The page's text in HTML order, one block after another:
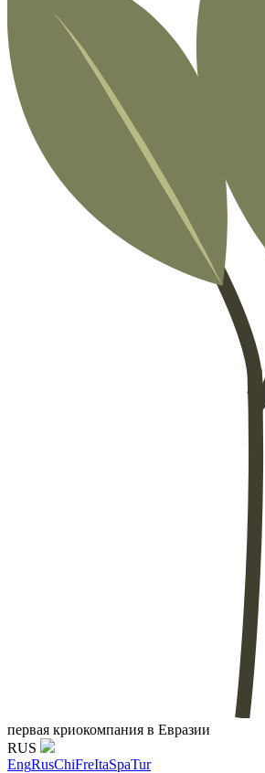
первая криокомпания в Евразии
RUS
EngRusChiFreItaSpaTur